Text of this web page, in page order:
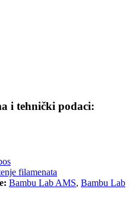
i tehnički podaci:
filamenata
Bambu Lab AMS, Bambu Lab